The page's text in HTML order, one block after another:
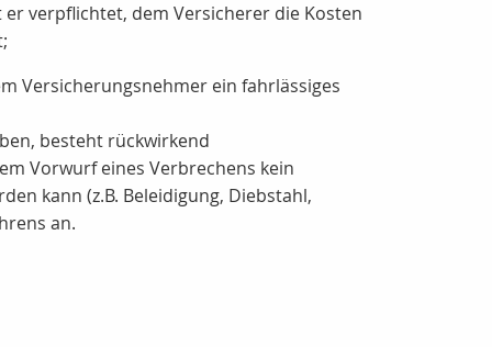
verpflichtet, dem Versicherer die Kosten
Versicherungsnehmer ein fahrlässiges
besteht rückwirkend
Vorwurf eines Verbrechens kein
kann (z.B. Beleidigung, Diebstahl,
an.